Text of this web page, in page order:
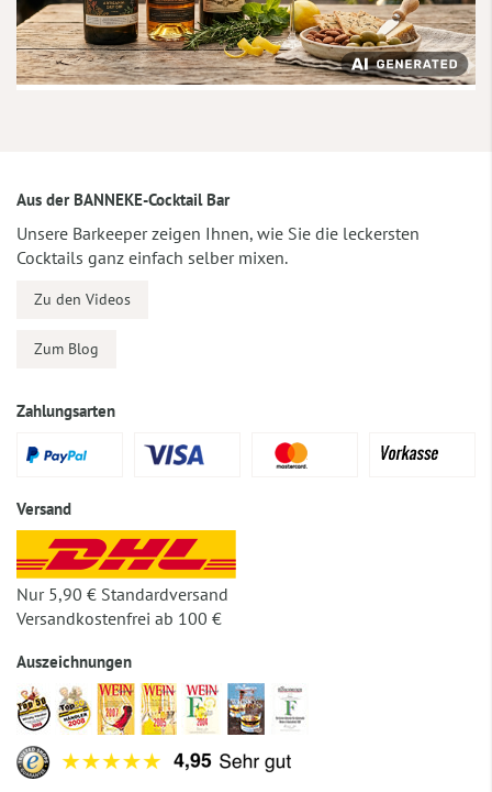
Aus der BANNEKE-Cocktail Bar
Unsere Barkeeper zeigen Ihnen, wie Sie die leckersten
Cocktails ganz einfach selber mixen.
Zu den Videos
Zum Blog
Zahlungsarten
Versand
Nur 5,90 € Standardversand
Versandkostenfrei ab 100 €
Auszeichnungen